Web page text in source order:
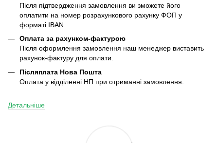
Після підтвердження замовлення ви зможете його
оплатити на номер розрахункового рахунку ФОП у
форматі IBAN.
Оплата за рахунком-фактурою
Після оформлення замовлення наш менеджер виставить
рахунок-фактуру для оплати.
Післяплата Нова Пошта
Оплата у відділенні НП при отриманні замовлення.
Детальніше